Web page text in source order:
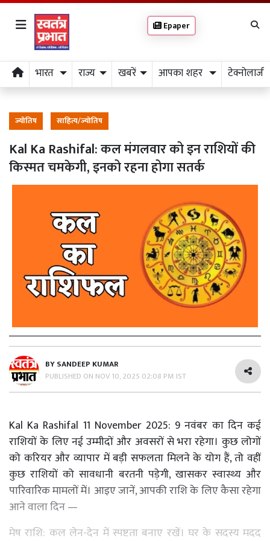
Epaper
भारत राज्य खबरें आपका शहर टेक्नोलाजी
ज्योतिष साहित्य/ज्योतिष
Kal Ka Rashifal: कल मंगलवार को इन राशियों की
किस्मत चमकेगी, इनको रहना होगा सतर्क
BYSANDEEP KUMAR
PUBLISHED ON NOV 10, 2025 02:08 PM IST
Kal Ka Rashifal 11 November 2025: 9 नवंबर का दिन कई
राशियों के लिए नई उम्मीदों और अवसरों से भरा रहेगा। कुछ लोगों
को करियर और व्यापार में बड़ी सफलता मिलने के योग हैं, तो वहीं
कुछ राशियों को सावधानी बरतनी पड़ेगी, खासकर स्वास्थ्य और
पारिवारिक मामलों में। आइए जानें, आपकी राशि के लिए कैसा रहेगा
आने वाला दिन —
मेष राशि: कल लेन-देन में स्पष्टता बनाए रखें। घर के सदस्य मदद